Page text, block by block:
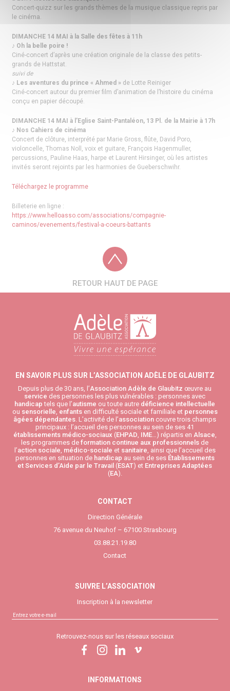
Concert-quizz sur les grands thèmes de la musique classique repris par
le cinéma.
DIMANCHE 14 MAI à la Salle des fêtes à 11h
♪ Oh la belle poire !
Ciné-concert d’après une création originale de la classe des petits-
grands de Hattstat.
suivi de
♪ Les aventures du prince « Ahmed » de Lotte Reiniger
Ciné-concert autour du premier film d’animation de l’histoire du cinéma
conçu en papier découpé.
DIMANCHE 14 MAI à l’Eglise Saint-Pantaléon, 13 Pl. de la Mairie à 17h
♪ Nos Cahiers de cinéma
Concert de clôture, interprété par Marie Gross, flûte, David Poro,
violoncelle, Thomas Noll, voix et guitare, François Hagenmuller,
percussions, Pauline Haas, harpe et Laurent Hirsinger, où les artistes
invités seront rejoints par les harmonies de Gueberschwihr.
Téléchargez le programme
Billeterie en ligne :
https://www.helloasso.com/associations/compagnie-
caminos/evenements/festival-a-coeurs-battants
RETOUR HAUT DE PAGE
EN SAVOIR PLUS SUR L’ASSOCIATION ADÈLE DE GLAUBITZ
Depuis plus de 30 ans, l’Association Adèle de Glaubitz œuvre au
service des personnes les plus vulnérables : personnes avec
handicap tels que l’autisme ou toute autre déficience intellectuelle
ou sensorielle, enfants en difficulté sociale et familiale et personnes
âgées dépendantes. L’activité de l’association couvre trois champs
principaux : l’accueil des personnes au sein de ses 41
établissements médico-sociaux (EHPAD, IME…) répartis en Alsace,
les programmes deformation continue aux professionnels de
l’action sociale, médico-sociale et sanitaire, ainsi que l’accueil des
personnes en situation de handicap au sein de ses Établissements
et Services d’Aide par le Travail (ESAT) et Entreprises Adaptées
(EA).
CONTACT
Direction Générale
76 avenue du Neuhof – 67100 Strasbourg
03.88.21.19.80
Contact
SUIVRE L’ASSOCIATION
Inscription à la newsletter
Retrouvez-nous sur les réseaux sociaux
INFORMATIONS